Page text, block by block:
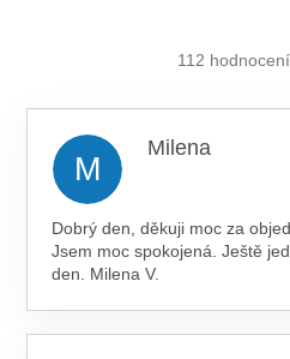
112 hodnocení
M
Milena
Dobrý den, děkuji moc za
Jsem moc spokojená. Ještě
den. Milena V.